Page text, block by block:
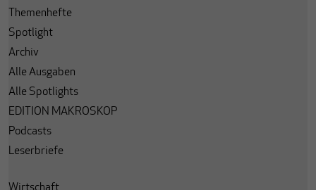
Themenhefte
Spotlight
Archiv
Alle Ausgaben
Alle Spotlights
EDITION MAKROSKOP
Podcasts
Leserbriefe